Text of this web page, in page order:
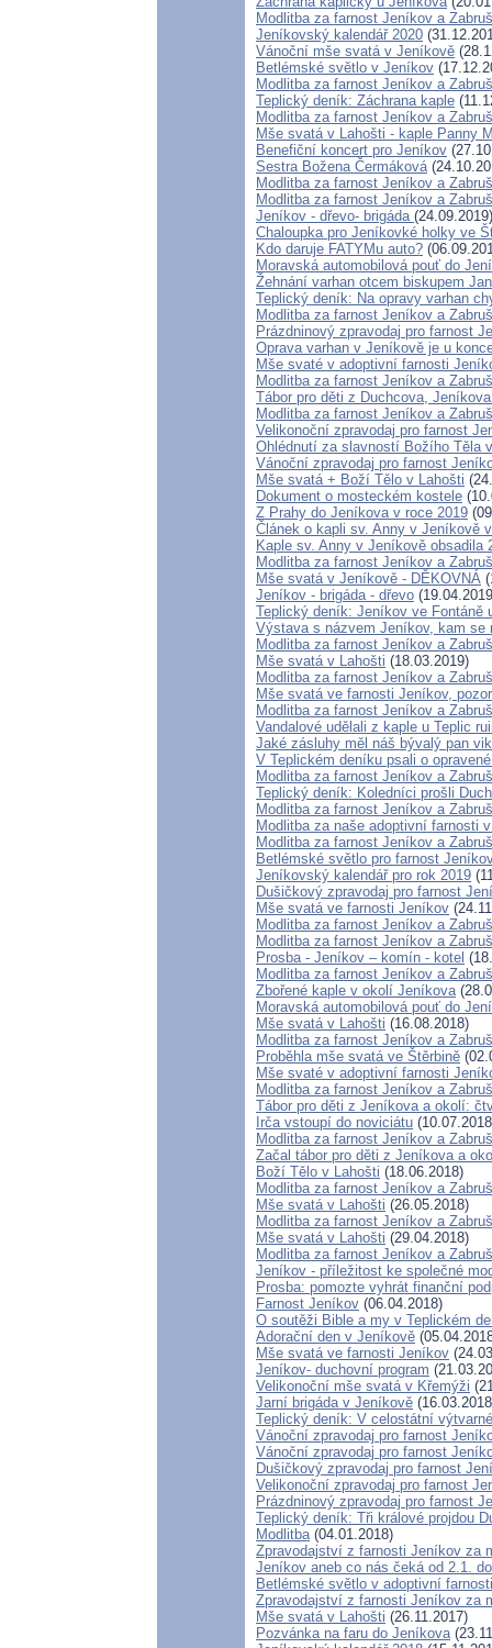
Modlitba za farnost Jeníkov a
Jeníkovský kalendář 2020
Vánoční mše svatá v Jeníkově
Betlémské světlo v Jeníkov
Modlitba za farnost Jeníkov a
Teplický deník: Záchrana kaple
Modlitba za farnost Jeníkov a
Mše svatá v Lahošti - kaple Panny
Benefiční koncert pro Jeníkov
Sestra Božena Čermáková
Modlitba za farnost Jeníkov a
Modlitba za farnost Jeníkov a
Jeníkov - dřevo- brigáda (24.09.2019)
Chaloupka pro Jeníkovké holky ve
Kdo daruje FATYMu auto?
Moravská automobilová pouť do
Žehnání varhan otcem biskupem
Teplický deník: Na opravy varhan
Modlitba za farnost Jeníkov a
Prázdninový zpravodaj pro farnost
Oprava varhan v Jeníkově je u
Mše svaté v adoptivní farnosti
Modlitba za farnost Jeníkov a
Tábor pro děti z Duchcova,
Modlitba za farnost Jeníkov a
Velikonoční zpravodaj pro farnost
Ohlédnutí za slavností Božího Těla
Vánoční zpravodaj pro farnost
Mše svatá + Boží Tělo v Lahošti
Dokument o mosteckém kostele
Z Prahy do Jeníkova v roce 2019
Článek o kapli sv. Anny v Jeníkově
Kaple sv. Anny v Jeníkově
Modlitba za farnost Jeníkov a
Mše svatá v Jeníkově - DĚKOVNÁ
Jeníkov - brigáda - dřevo
Teplický deník: Jeníkov ve Fontáně
Výstava s názvem Jeníkov, kam se
Modlitba za farnost Jeníkov a
Mše svatá v Lahošti (18.03.2019)
Modlitba za farnost Jeníkov a
Mše svatá ve farnosti Jeníkov,
Modlitba za farnost Jeníkov a
Vandalové udělali z kaple u Teplic
Jaké zásluhy měl náš bývalý pan
V Teplickém deníku psali o
Modlitba za farnost Jeníkov a
Teplický deník: Koledníci prošli
Modlitba za farnost Jeníkov a
Modlitba za naše adoptivní farnosti
Modlitba za farnost Jeníkov a
Betlémské světlo pro farnost
Jeníkovský kalendář pro rok 2019
Dušičkový zpravodaj pro farnost
Mše svatá ve farnosti Jeníkov
Modlitba za farnost Jeníkov a
Modlitba za farnost Jeníkov a
Prosba - Jeníkov – komín - kotel
Modlitba za farnost Jeníkov a
Zbořené kaple v okolí Jeníkova
Moravská automobilová pouť do
Mše svatá v Lahošti (16.08.2018)
Modlitba za farnost Jeníkov a
Proběhla mše svatá ve Štěrbině
Mše svaté v adoptivní farnosti
Modlitba za farnost Jeníkov a
Tábor pro děti z Jeníkova a okolí:
Irča vstoupí do noviciátu
Modlitba za farnost Jeníkov a
Začal tábor pro děti z Jeníkova a
Boží Tělo v Lahošti (18.06.2018)
Modlitba za farnost Jeníkov a
Mše svatá v Lahošti (26.05.2018)
Modlitba za farnost Jeníkov a
Mše svatá v Lahošti (29.04.2018)
Modlitba za farnost Jeníkov a
Jeníkov - příležitost ke společné
Prosba: pomozte vyhrát finanční
Farnost Jeníkov (06.04.2018)
O soutěži Bible a my v Teplickém
Adorační den v Jeníkově
Mše svatá ve farnosti Jeníkov
Jeníkov- duchovní program
Velikonoční mše svatá v Křemýži
Jarní brigáda v Jeníkově
Teplický deník: V celostátní
Vánoční zpravodaj pro farnost
Vánoční zpravodaj pro farnost
Dušičkový zpravodaj pro farnost
Velikonoční zpravodaj pro farnost
Prázdninový zpravodaj pro farnost
Teplický deník: Tři králové projdou
Modlitba(04.01.2018)
Zpravodajství z farnosti Jeníkov za
Jeníkov aneb co nás čeká od 2.1.
Betlémské světlo v adoptivní
Zpravodajství z farnosti Jeníkov za
Mše svatá v Lahošti (26.11.2017)
Pozvánka na faru do Jeníkova